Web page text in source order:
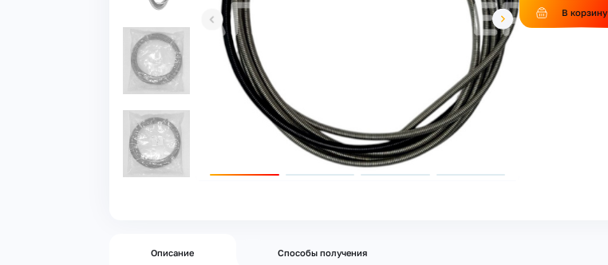
В корзину
Описание Способы получения